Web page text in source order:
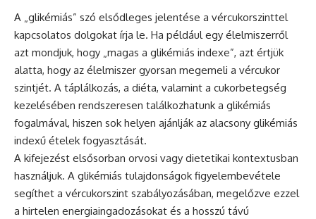
A „glikémiás” szó elsődleges jelentése a vércukorszinttel
kapcsolatos dolgokat írja le. Ha például egy élelmiszerről
azt mondjuk, hogy „magas a glikémiás indexe”, azt értjük
alatta, hogy az élelmiszer gyorsan megemeli a vércukor
szintjét. A táplálkozás, a diéta, valamint a cukorbetegség
kezelésében rendszeresen találkozhatunk a glikémiás
fogalmával, hiszen sok helyen ajánlják az alacsony glikémiás
indexű ételek fogyasztását.
A kifejezést elsősorban orvosi vagy dietetikai kontextusban
használjuk. A glikémiás tulajdonságok figyelembevétele
segíthet a vércukorszint szabályozásában, megelőzve ezzel
a hirtelen energiaingadozásokat és a hosszú távú